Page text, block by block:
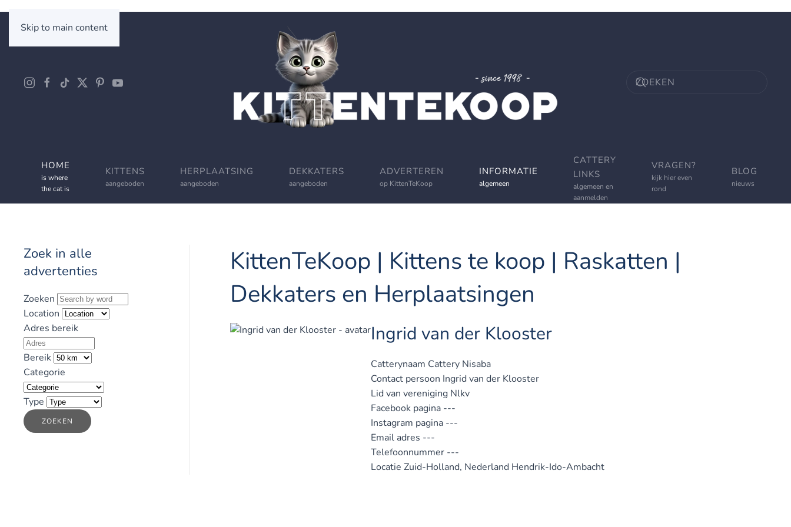
Skip to main content
HOME
is where
the cat is
KITTENS
aangeboden
HERPLAATSING
aangeboden
DEKKATERS
aangeboden
ADVERTEREN
op KittenTeKoop
INFORMATIE
algemeen
CATTERY
LINKS
algemeen en
aanmelden
VRAGEN?
kijk hier even
rond
BLOG
nieuws
KittenTeKoop | Kittens te koop | Raskatten |
Dekkaters en Herplaatsingen
Ingrid van der Klooster
Catterynaam Cattery Nisaba
Contact persoon Ingrid van der Klooster
Lid van vereniging Nlkv
Facebook pagina ---
Instagram pagina ---
Email adres ---
Telefoonnummer ---
Locatie Zuid-Holland, Nederland Hendrik-Ido-Ambacht
Zoek in alle
advertenties
Zoeken
Location
Adres bereik
Bereik
Categorie
Type
ZOEKEN